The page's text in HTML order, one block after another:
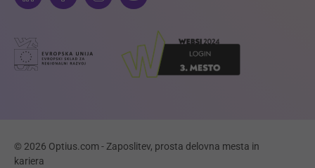
© 2026 Optius.com - Zaposlitev, prosta delovna mesta in
kariera